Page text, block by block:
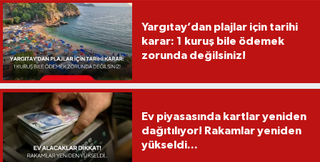
Yargıtay’dan plajlar için tarihi
karar: 1 kuruş bile ödemek
zorunda değilsiniz!
Ev piyasasında kartlar yeniden
dağıtılıyor! Rakamlar yeniden
yükseldi...